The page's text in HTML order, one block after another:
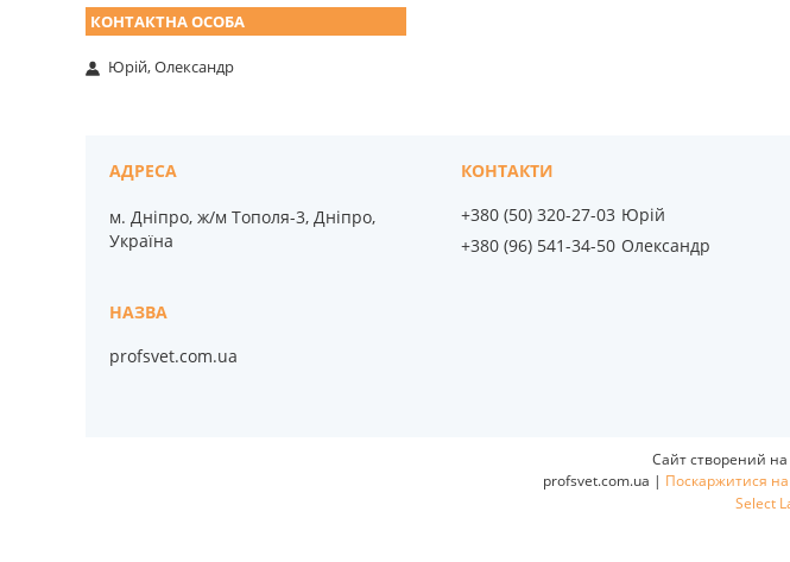
Юрій, Олександр
м. Дніпро, ж/м Тополя-3, Дніпро,
Україна
profsvet.com.ua
+380 (50) 320-27-03 Юрій
+380 (96) 541-34-50 Олександр
Сайт створений на
profsvet.com.ua | Поскаржитися
Select